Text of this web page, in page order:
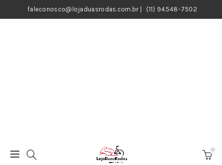
faleconosco@lojaduasrodas.com.br| (11) 94548-7502
0